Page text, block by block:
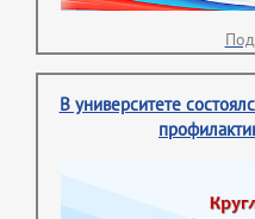
В университете